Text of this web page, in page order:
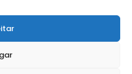
AMB para o seu evento